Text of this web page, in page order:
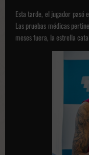
Esta tarde, el jugador pasó
Las pruebas médicas
meses fuera, la estrella